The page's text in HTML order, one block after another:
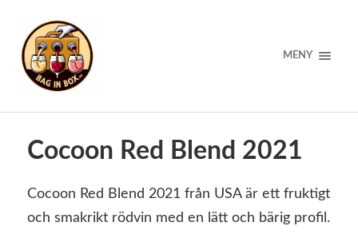
MENY
Cocoon Red Blend 2021
Cocoon Red Blend 2021 från USA är ett fruktigt
och smakrikt rödvin med en lätt och bärig profil.